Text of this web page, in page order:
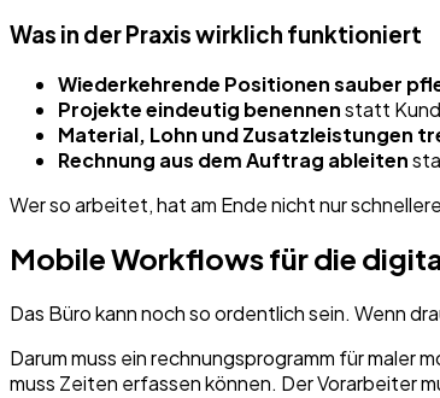
Was in der Praxis wirklich funktioniert
Wiederkehrende Positionen sauber
Projekte eindeutig benennenstatt
Material, Lohn und Zusatzleistungen
Rechnung aus dem Auftrag ableiten
Wer so arbeitet, hat am Ende nicht nur
Mobile Workflows für die
Das Büro kann noch so ordentlich sein. Wenn
Darum muss ein rechnungsprogramm für maler
muss Zeiten erfassen können. Der Vorarbeiter